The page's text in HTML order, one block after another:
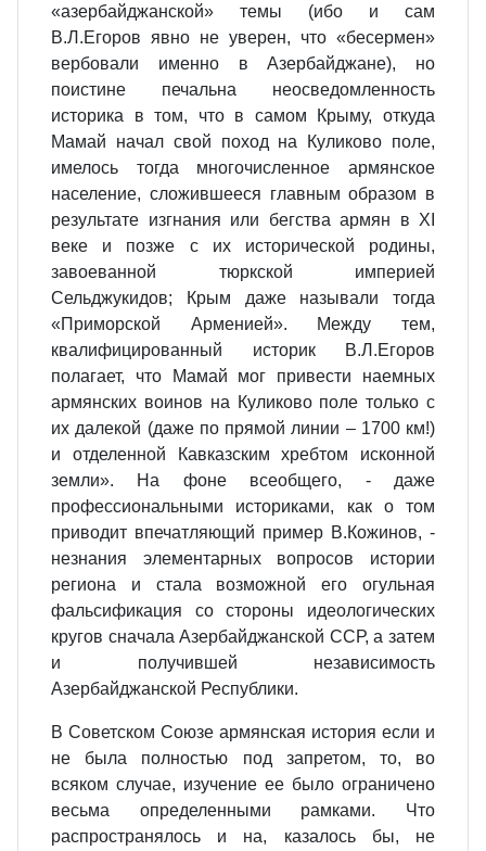
«азербайджанской» темы (ибо и сам
В.Л.Егоров явно не уверен, что «бесермен»
вербовали именно в Азербайджане), но
поистине печальна неосведомленность
историка в том, что в самом Крыму, откуда
Мамай начал свой поход на Куликово поле,
имелось тогда многочисленное армянское
население, сложившееся главным образом в
результате изгнания или бегства армян в XI
веке и позже с их исторической родины,
завоеванной тюркской империей
Сельджукидов; Крым даже называли тогда
«Приморской Арменией». Между тем,
квалифицированный историк В.Л.Егоров
полагает, что Мамай мог привести наемных
армянских воинов на Куликово поле только с
их далекой (даже по прямой линии – 1700 км!)
и отделенной Кавказским хребтом исконной
земли». На фоне всеобщего, - даже
профессиональными историками, как о том
приводит впечатляющий пример В.Кожинов, -
незнания элементарных вопросов истории
региона и стала возможной его огульная
фальсификация со стороны идеологических
кругов сначала Азербайджанской ССР, а затем
и получившей независимость
Азербайджанской Республики.
В Советском Союзе армянская история если и
не была полностью под запретом, то, во
всяком случае, изучение ее было ограничено
весьма определенными рамками. Что
распространялось и на, казалось бы, не